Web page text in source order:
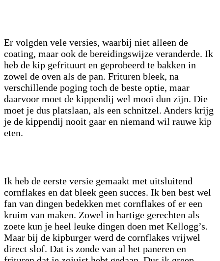
Er volgden vele versies, waarbij niet alleen de
coating, maar ook de bereidingswijze veranderde. Ik
heb de kip gefrituurt en geprobeerd te bakken in
zowel de oven als de pan. Frituren bleek, na
verschillende poging toch de beste optie, maar
daarvoor moet de kippendij wel mooi dun zijn. Die
moet je dus platslaan, als een schnitzel. Anders krijg
je de kippendij nooit gaar en niemand wil rauwe kip
eten.
Ik heb de eerste versie gemaakt met uitsluitend
cornflakes en dat bleek geen succes. Ik ben best wel
fan van dingen bedekken met cornflakes of er een
kruim van maken. Zowel in hartige gerechten als
zoete kun je heel leuke dingen doen met Kellogg’s.
Maar bij de kipburger werd de cornflakes vrijwel
direct slof. Dat is zonde van al het paneren en